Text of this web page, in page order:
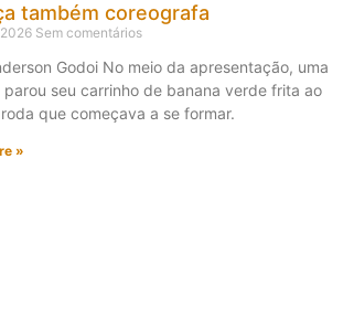
também coreografa
Sem comentários
Godoi No meio da apresentação, uma
parou seu carrinho de banana verde frita ao
que começava a se formar.
»